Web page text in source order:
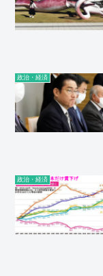
政治・経済
政治・経済